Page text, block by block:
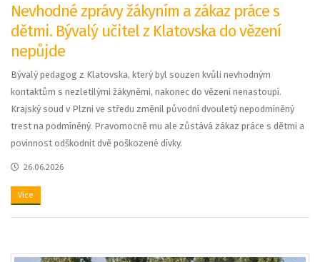
Nevhodné zprávy žákyním a zákaz práce s
dětmi. Bývalý učitel z Klatovska do vězení
nepůjde
Bývalý pedagog z Klatovska, který byl souzen kvůli nevhodným
kontaktům s nezletilými žákyněmi, nakonec do vězení nenastoupí.
Krajský soud v Plzni ve středu změnil původní dvouletý nepodmíněný
trest na podmíněný. Pravomocně mu ale zůstává zákaz práce s dětmi a
povinnost odškodnit dvě poškozené dívky.
26.06.2026
Více